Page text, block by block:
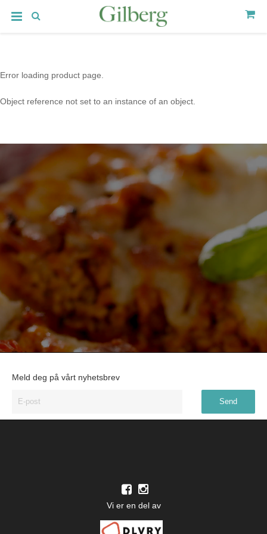
Error loading product page.
Object reference not set to an instance of an object.
Meld deg på vårt nyhetsbrev
Vi er en del av